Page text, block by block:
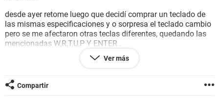
desde ayer retome luego que decidí comprar un teclado de
las mismas especificaciones y o sorpresa el teclado cambio
pero se me afectaron otras teclas diferentes, quedando las
mencionadas W,R,T,U,P Y ENTER .
alguien me recomendó actualizar a win8, pero nada ahora lo
sucede,
Ver más
Compartir